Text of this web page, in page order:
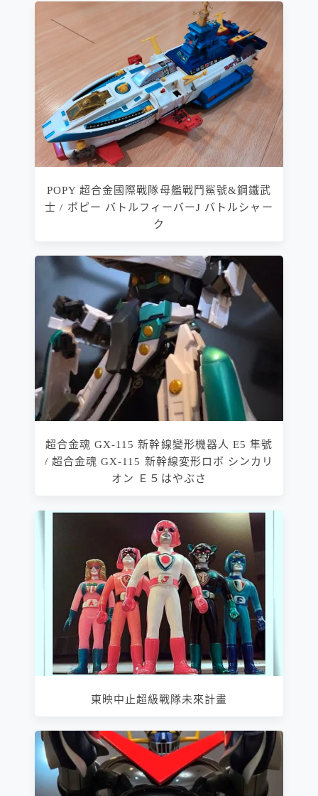
POPY 超合金國際戰隊母艦戰鬥鯊號&鋼鐵武
士 / ポピー バトルフィーバーJ バトルシャー
ク
超合金魂 GX-115 新幹線變形機器人 E5 隼號
/ 超合金魂 GX-115 新幹線変形ロボ シンカリ
オン Ｅ５はやぶさ
東映中止超級戰隊未來計畫